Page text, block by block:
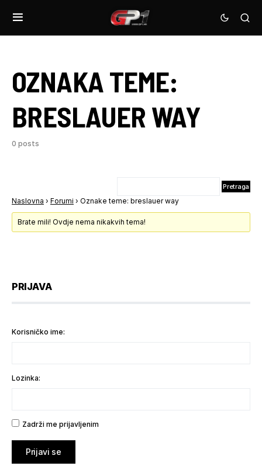
OZNAKA TEME:
BRESLAUER WAY
0 posts
Naslovna › Forumi › Oznake teme: breslauer way
Brate mili! Ovdje nema nikakvih tema!
PRIJAVA
Korisničko ime:
Lozinka:
Zadrži me prijavljenim
Prijavi se